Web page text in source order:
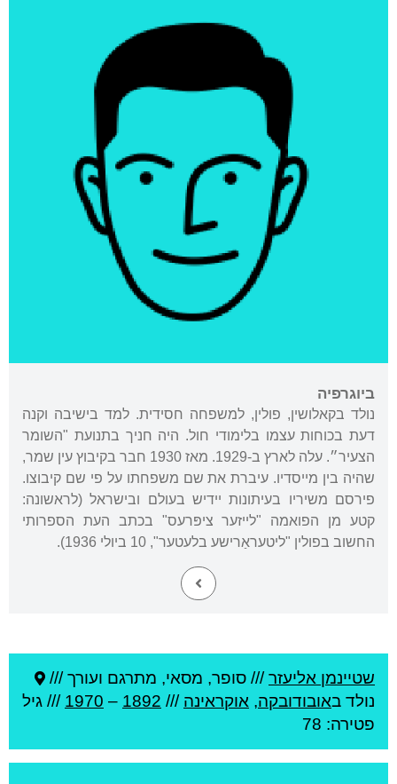
ביוגרפיה
נולד בקאלושין, פולין, למשפחה חסידית. למד בישיבה וקנה
דעת בכוחות עצמו בלימודי חול. היה חניך בתנועת "השומר
הצעיר״. עלה לארץ ב-1929. מאז 1930 חבר בקיבוץ עין שמר,
שהיה בין מייסדיו. עיברת את שם משפחתו על פי שם קיבוצו.
פירסם משיריו בעיתונות יידיש בעולם ובישראל (לראשונה:
קטע מן הפואמה "לייזער ציפּרעס" בכתב העת הספרותי
החשוב בפולין "ליטעראַרישע בלעטער", 10 ביולי 1936).
שטיינמן אליעזר/// סופר, מסאי, מתרגם ועורך ///
נולד באובודובקה, אוקראינה ///
1892
–
1970 /// גיל
פטירה: 78